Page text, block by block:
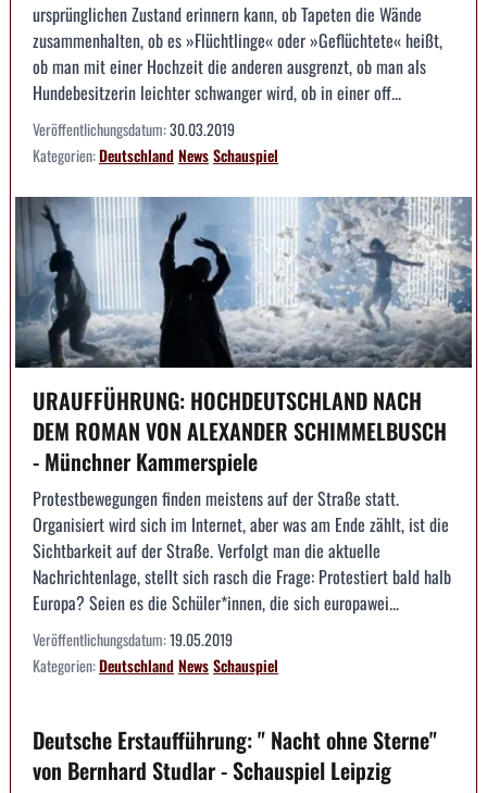
ursprünglichen Zustand erinnern kann, ob Tapeten die Wände
zusammenhalten, ob es »Flüchtlinge« oder »Geflüchtete« heißt,
ob man mit einer Hochzeit die anderen ausgrenzt, ob man als
Hundebesitzerin leichter schwanger wird, ob in einer off...
Veröffentlichungsdatum:30.03.2019
Kategorien:DeutschlandNewsSchauspiel
URAUFFÜHRUNG: HOCHDEUTSCHLAND NACH
DEM ROMAN VON ALEXANDER SCHIMMELBUSCH
- Münchner Kammerspiele
Protestbewegungen finden meistens auf der Straße statt.
Organisiert wird sich im Internet, aber was am Ende zählt, ist die
Sichtbarkeit auf der Straße. Verfolgt man die aktuelle
Nachrichtenlage, stellt sich rasch die Frage: Protestiert bald halb
Europa? Seien es die Schüler*innen, die sich europawei...
Veröffentlichungsdatum:19.05.2019
Kategorien:DeutschlandNewsSchauspiel
Deutsche Erstaufführung: " Nacht ohne Sterne"
von Bernhard Studlar - Schauspiel Leipzig